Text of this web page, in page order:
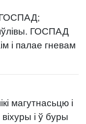
ГОСПАД;
ГОСПАД
і палае гневам
магутнасьцю і
і ў буры